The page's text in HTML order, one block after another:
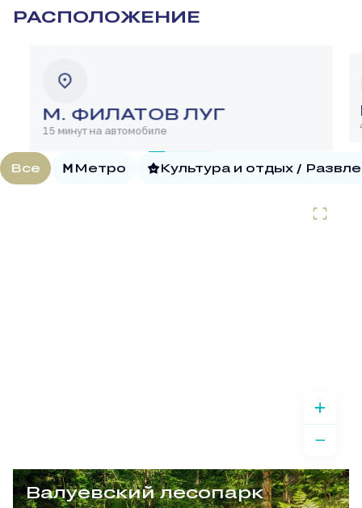
РАСПОЛОЖЕНИЕ
М. ФИЛАТОВ ЛУГ
15 минут на автомобиле
Все Метро Культура и отдых /
Валуевский лесопарк